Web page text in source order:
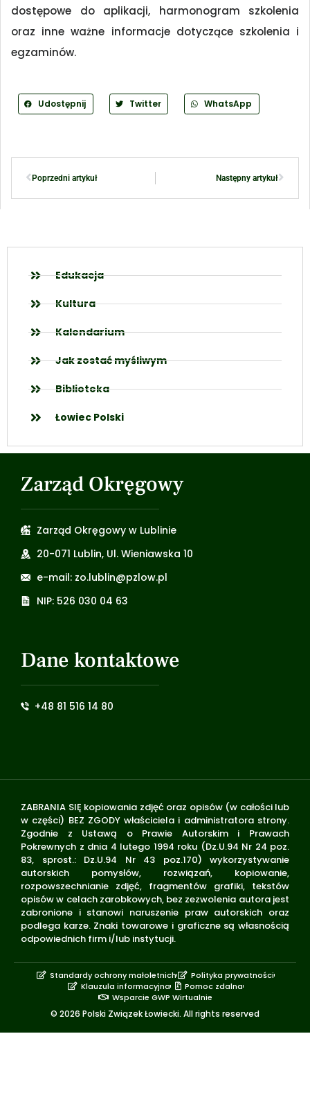
dostępowe do aplikacji, harmonogram szkolenia
oraz inne ważne informacje dotyczące szkolenia i
egzaminów.
Udostępnij Twitter WhatsApp
Poprzedni artykuł Następny artykuł
Edukacja
Kultura
Kalendarium
Jak zostać myśliwym
Biblioteka
Łowiec Polski
Zarząd Okręgowy
Zarząd Okręgowy w Lublinie
20-071 Lublin, Ul. Wieniawska 10
e-mail: zo.lublin@pzlow.pl
NIP: 526 030 04 63
Dane kontaktowe
+48 81 516 14 80
ZABRANIA SIĘ kopiowania zdjęć oraz opisów (w całości lub
w części) BEZ ZGODY właściciela i administratora strony.
Zgodnie z Ustawą o Prawie Autorskim i Prawach
Pokrewnych z dnia 4 lutego 1994 roku (Dz.U.94 Nr 24 poz.
83, sprost.: Dz.U.94 Nr 43 poz.170) wykorzystywanie
autorskich pomysłów, rozwiązań, kopiowanie,
rozpowszechnianie zdjęć, fragmentów grafiki, tekstów
opisów w celach zarobkowych, bez zezwolenia autora jest
zabronione i stanowi naruszenie praw autorskich oraz
podlega karze. Znaki towarowe i graficzne są własnością
odpowiednich firm i/lub instytucji.
© 2026 Polski Związek Łowiecki. All rights reserved
Standardy ochrony małoletnich
Polityka prywatności
Klauzula informacyjna
Pomoc zdalna
Wsparcie GWP Wirtualnie